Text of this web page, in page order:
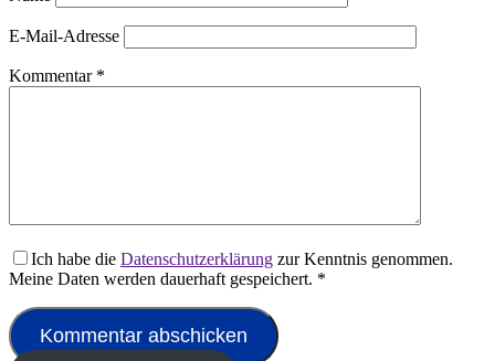
E-Mail-Adresse
Kommentar *
Ich habe die Datenschutzerklärung zur Kenntnis genommen.
Meine Daten werden dauerhaft gespeichert. *